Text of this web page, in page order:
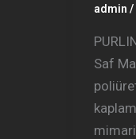
admin /
Saf